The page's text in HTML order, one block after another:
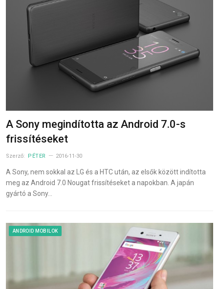
A Sony megindította az Android 7.0-s
frissítéseket
Szerző: PÉTER 2016-11-30
A Sony, nem sokkal az LG és a HTC után, az elsők között indította
meg az Android 7.0 Nougat frissítéseket a napokban. A japán
gyártó a Sony…
ANDROID MOBILOK